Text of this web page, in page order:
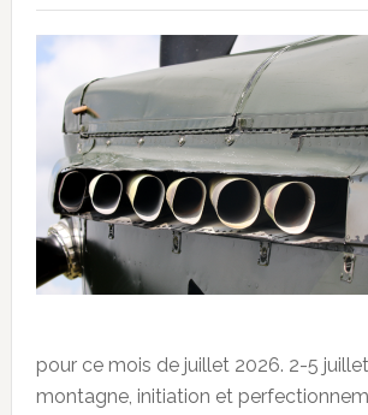
pour ce mois de juillet 2026. 2-5
montagne, initiation et